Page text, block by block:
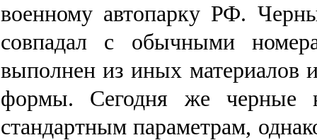
военному автопарку РФ.
совпадал с обычными
выполнен из иных материалов
формы. Сегодня же черные
стандартным параметрам,